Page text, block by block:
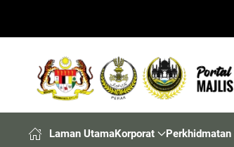
Laman UtamaKorporat Perkhidmatan